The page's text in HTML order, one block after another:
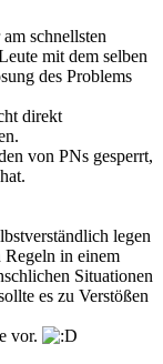
schnellsten
mit dem selben
des Problems
direkt
von PNs gesperrt,
legen
in einem
Situationen
es zu Verstößen
vor.